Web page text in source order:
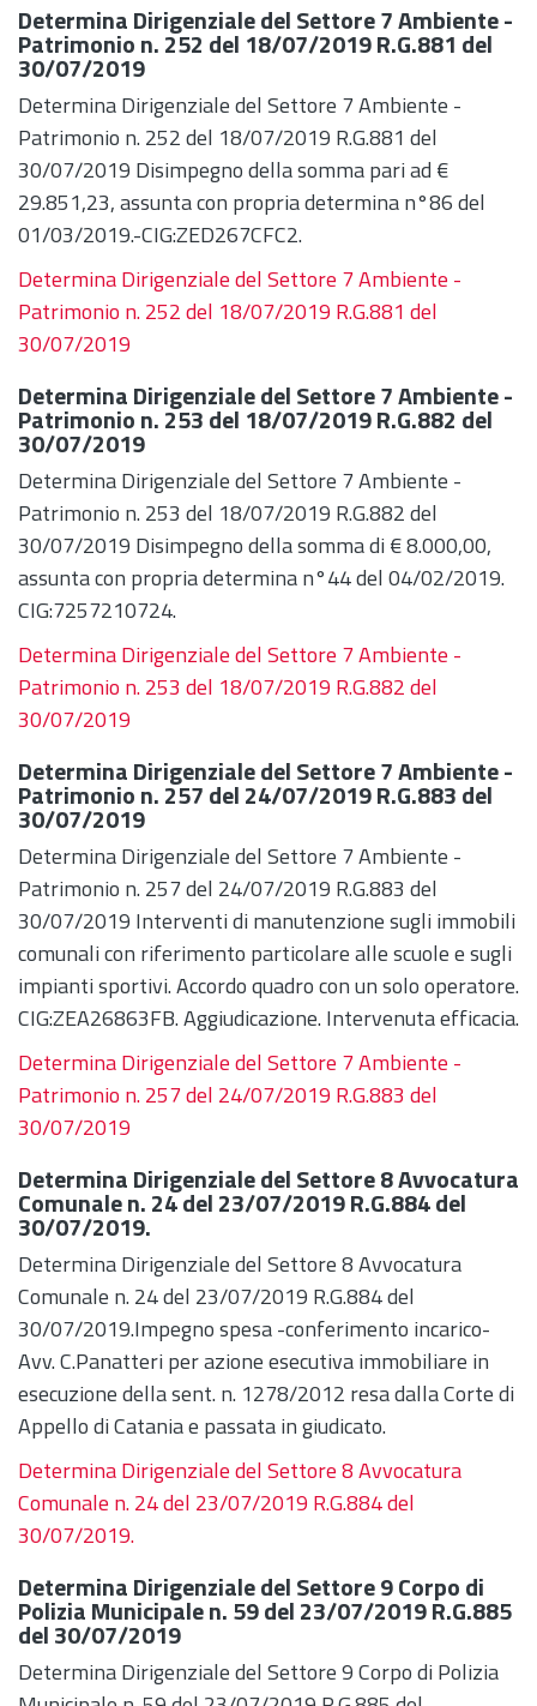
Determina Dirigenziale del Settore 7 Ambiente -
Patrimonio n. 252 del 18/07/2019 R.G.881 del
30/07/2019
Determina Dirigenziale del Settore 7 Ambiente -
Patrimonio n. 252 del 18/07/2019 R.G.881 del
30/07/2019 Disimpegno della somma pari ad €
29.851,23, assunta con propria determina n°86 del
01/03/2019.-CIG:ZED267CFC2.
Determina Dirigenziale del Settore 7 Ambiente -
Patrimonio n. 252 del 18/07/2019 R.G.881 del
30/07/2019
Determina Dirigenziale del Settore 7 Ambiente -
Patrimonio n. 253 del 18/07/2019 R.G.882 del
30/07/2019
Determina Dirigenziale del Settore 7 Ambiente -
Patrimonio n. 253 del 18/07/2019 R.G.882 del
30/07/2019 Disimpegno della somma di € 8.000,00,
assunta con propria determina n°44 del 04/02/2019.
CIG:7257210724.
Determina Dirigenziale del Settore 7 Ambiente -
Patrimonio n. 253 del 18/07/2019 R.G.882 del
30/07/2019
Determina Dirigenziale del Settore 7 Ambiente -
Patrimonio n. 257 del 24/07/2019 R.G.883 del
30/07/2019
Determina Dirigenziale del Settore 7 Ambiente -
Patrimonio n. 257 del 24/07/2019 R.G.883 del
30/07/2019 Interventi di manutenzione sugli immobili
comunali con riferimento particolare alle scuole e sugli
impianti sportivi. Accordo quadro con un solo operatore.
CIG:ZEA26863FB. Aggiudicazione. Intervenuta efficacia.
Determina Dirigenziale del Settore 7 Ambiente -
Patrimonio n. 257 del 24/07/2019 R.G.883 del
30/07/2019
Determina Dirigenziale del Settore 8 Avvocatura
Comunale n. 24 del 23/07/2019 R.G.884 del
30/07/2019.
Determina Dirigenziale del Settore 8 Avvocatura
Comunale n. 24 del 23/07/2019 R.G.884 del
30/07/2019.Impegno spesa -conferimento incarico-
Avv. C.Panatteri per azione esecutiva immobiliare in
esecuzione della sent. n. 1278/2012 resa dalla Corte di
Appello di Catania e passata in giudicato.
Determina Dirigenziale del Settore 8 Avvocatura
Comunale n. 24 del 23/07/2019 R.G.884 del
30/07/2019.
Determina Dirigenziale del Settore 9 Corpo di
Polizia Municipale n. 59 del 23/07/2019 R.G.885
del 30/07/2019
Determina Dirigenziale del Settore 9 Corpo di Polizia